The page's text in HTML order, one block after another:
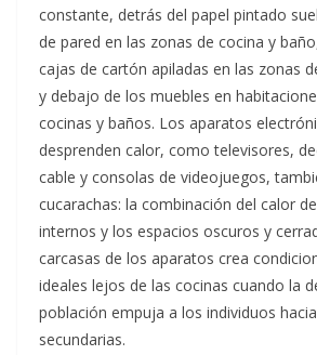
constante, detrás del papel pintado
de pared en las zonas de cocina y
cajas de cartón apiladas en las zonas
y debajo de los muebles en
cocinas y baños. Los aparatos
desprenden calor, como televisores,
cable y consolas de videojuegos,
cucarachas: la combinación del calor
internos y los espacios oscuros y
carcasas de los aparatos crea
ideales lejos de las cocinas cuando la
población empuja a los individuos
secundarias.